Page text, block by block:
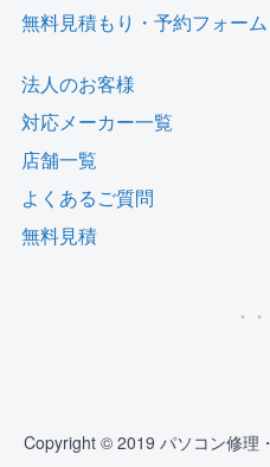
無料見積もり・予約フォーム
法人のお客様
対応メーカー一覧
店舗一覧
よくあるご質問
無料見積
Copyright © 2019 パソコン修理